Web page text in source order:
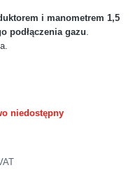
i manometrem 1,5
podłączenia gazu.
niedostępny